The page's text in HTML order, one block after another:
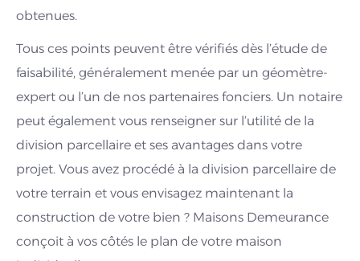
obtenues.
Tous ces points peuvent être vérifiés dès l’étude de
faisabilité, généralement menée par un géomètre-
expert ou l’un de nos partenaires fonciers. Un notaire
peut également vous renseigner sur l’utilité de la
division parcellaire et ses avantages dans votre
projet. Vous avez procédé à la division parcellaire de
votre terrain et vous envisagez maintenant la
construction de votre bien ? Maisons Demeurance
conçoit à vos côtés le plan de votre maison